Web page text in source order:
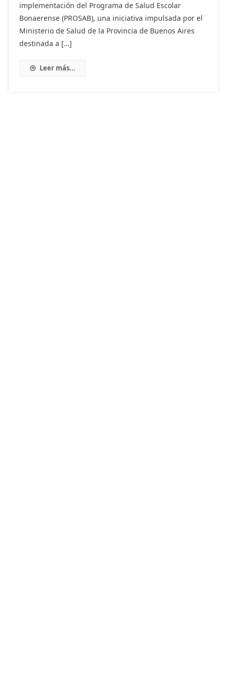
implementación del Programa de Salud Escolar
Bonaerense (PROSAB), una iniciativa impulsada por el
Ministerio de Salud de la Provincia de Buenos Aires
destinada a […]
Leer más...